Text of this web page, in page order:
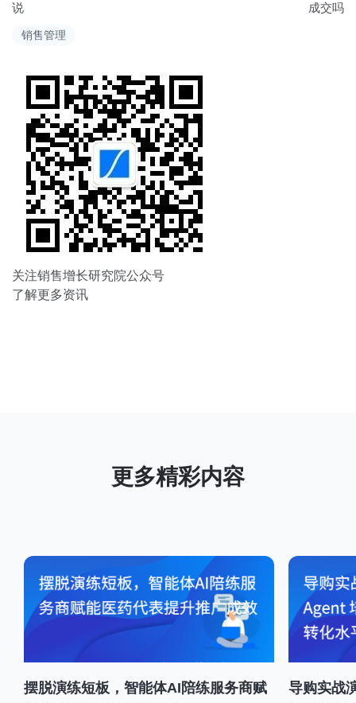
销售管理
导
说
成交吗
关注销售增长研究院公众号
了解更多资讯
摆脱演练短板，智能体AI陪练服务商赋
导购实战